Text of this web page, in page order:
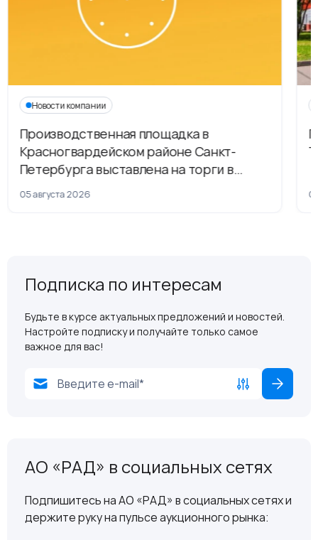
Новости компании
Производственная площадка в
Красногвардейском районе Санкт-
Петербурга выставлена на торги в
рамках приватизации
05 августа 2026
Подписка по интересам
Будьте в курсе актуальных предложений и новостей.
Настройте подписку и получайте только самое
важное для вас!
АО «РАД» в социальных сетях
Подпишитесь на АО «РАД» в социальных сетях и
держите руку на пульсе аукционного рынка: